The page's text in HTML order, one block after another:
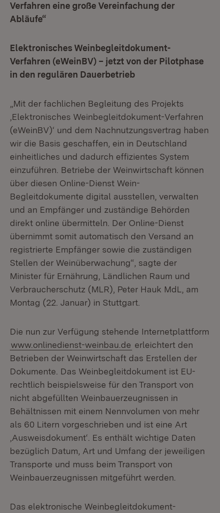
Verfahren eine große Vereinfachung der
Abläufe“
Elektronisches Weinbegleitdokument-
Verfahren (eWeinBV) – jetzt von der Pilotphase
in den regulären Dauerbetrieb
„Mit der fachlichen Begleitung des Projekts
,Elektronisches Weinbegleitdokument-Verfahren
(eWeinBV)‘ und dem Nachnutzungsvertrag haben
wir die Basis geschaffen, ein in Deutschland
einheitliches und dadurch effizientes System
einzuführen. Betriebe der Weinwirtschaft können
über diesen Online-Dienst Wein-
Begleitdokumente digital ausstellen, verwalten
und an Empfänger und zuständige Behörden
direkt online übermitteln. Der Online-Dienst
übernimmt somit automatisch den Versand an
registrierte Empfänger sowie die zuständigen
Stellen der Weinüberwachung“, sagte der
Minister für Ernährung, Ländlichen Raum und
Verbraucherschutz (MLR), Peter Hauk MdL, am
Montag (22. Januar) in Stuttgart.
Die nun zur Verfügung stehende Internetplattform
www.onlinedienst-weinbau.de erleichtert den
Betrieben der Weinwirtschaft das Erstellen der
Dokumente. Das Weinbegleitdokument ist EU-
rechtlich beispielsweise für den Transport von
nicht abgefüllten Weinbauerzeugnissen in
Behältnissen mit einem Nennvolumen von mehr
als 60 Litern vorgeschrieben und ist eine Art
,Ausweisdokument‘. Es enthält wichtige Daten
bezüglich Datum, Art und Umfang der jeweiligen
Transporte und muss beim Transport von
Weinbauerzeugnissen mitgeführt werden.
Das elektronische Weinbegleitdokument-